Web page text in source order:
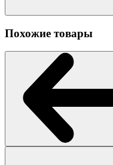
Похожие товары